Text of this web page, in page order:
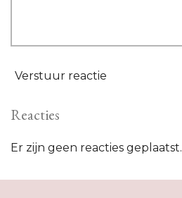
Verstuur reactie
Reacties
Er zijn geen reacties geplaatst.